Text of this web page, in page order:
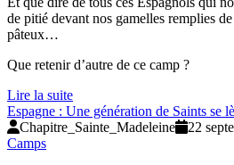
de pitié devant nos gamelles remplies
pâteux…
Que retenir d’autre de ce camp ?
Lire la suite
Espagne : Une génération de Saints se
Chapitre_Sainte_Madeleine
22
Camps